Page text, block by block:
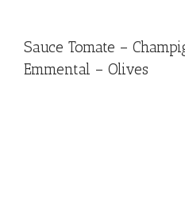
Sauce Tomate –
Emmental – Olives